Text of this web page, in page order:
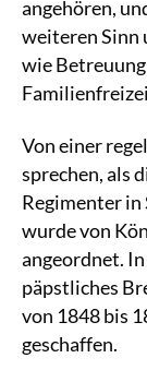
angehören,
weiteren Sinn
wie
Von einer
sprechen, als
Regimenter in
wurde von
angeordnet.
päpstliches
von 1848 bis
geschaffen.